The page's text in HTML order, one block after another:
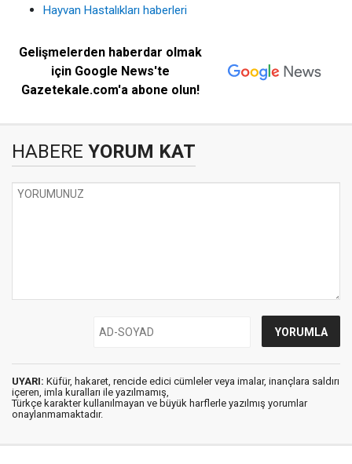
Hayvan Hastalıkları haberleri
Gelişmelerden haberdar olmak
için Google News'te
Gazetekale.com'a abone olun!
HABERE YORUM KAT
UYARI: Küfür, hakaret, rencide edici cümleler veya imalar, inançlara saldırı
içeren, imla kuralları ile yazılmamış,
Türkçe karakter kullanılmayan ve büyük harflerle yazılmış yorumlar
onaylanmamaktadır.